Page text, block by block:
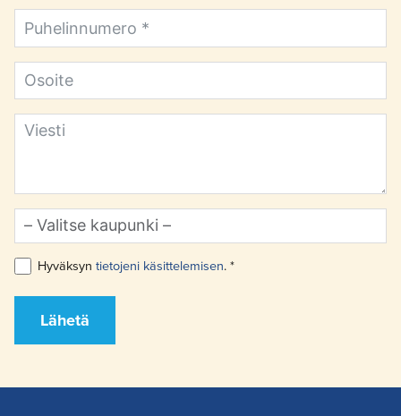
Hyväksyn tietojeni käsittelemisen. *
Lähetä